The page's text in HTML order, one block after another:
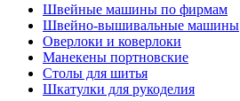
Швейные машины по фирмам
Швейно-вышивальные машины
Оверлоки и коверлоки
Манекены портновские
Столы для шитья
Шкатулки для рукоделия